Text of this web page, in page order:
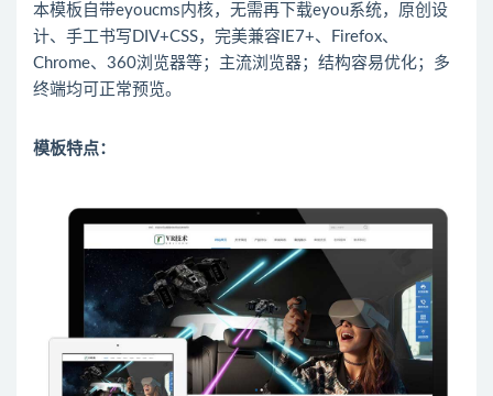
本模板自带eyoucms内核，无需再下载eyou系统，原创设
计、手工书写DIV+CSS，完美兼容IE7+、Firefox、
Chrome、360浏览器等；主流浏览器；结构容易优化；多
终端均可正常预览。
模板特点：